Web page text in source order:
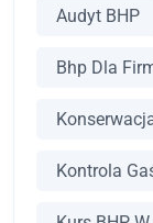
Audyt BHP
Bhp Dla
Kontrola